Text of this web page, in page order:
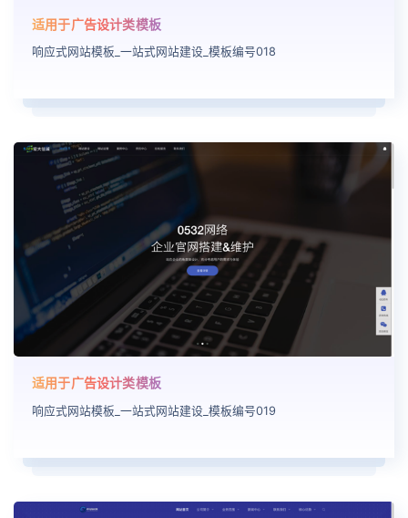
适用于广告设计类模板
响应式网站模板_一站式网站建设_模板编号018
适用于广告设计类模板
响应式网站模板_一站式网站建设_模板编号019